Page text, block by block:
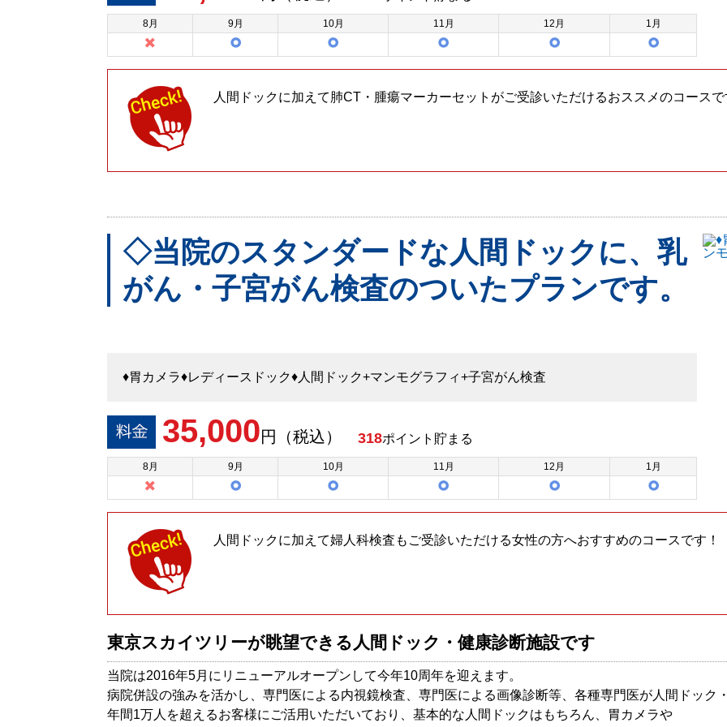
8月 9 月 10月 11 月 12 月 1 月
人間ドックに加えて肺CT・腫瘍マーカーセットがご受診いただけるおススメのコース
◇当院のスタンダードな人間ドックに、乳
がん・子宮がん検査のついたプランです。
♦胃カメラ♦レディースドック♦人間ドック+マンモグラフィ+子宮がん検査
35,000円（税込） 318ポイント 貯まる
8月 9 月 10月 11 月 12 月 1 月
人間ドックに加えて婦人科検査もご受診いただける女性の方へおすすめのコースです！
東京スカイツリーが眺望できる人間ドック・健康診断施設です
当院は2016年5月にリニューアルオープンして今年10周年を迎えます。
病院併設の強みを活かし、専門医による内視鏡検査、専門医による画像診断等、各種専門医が人間ドック
年間1万人を超えるお客様にご活用いただいており、基本的な人間ドックはもちろん、胃カメラや